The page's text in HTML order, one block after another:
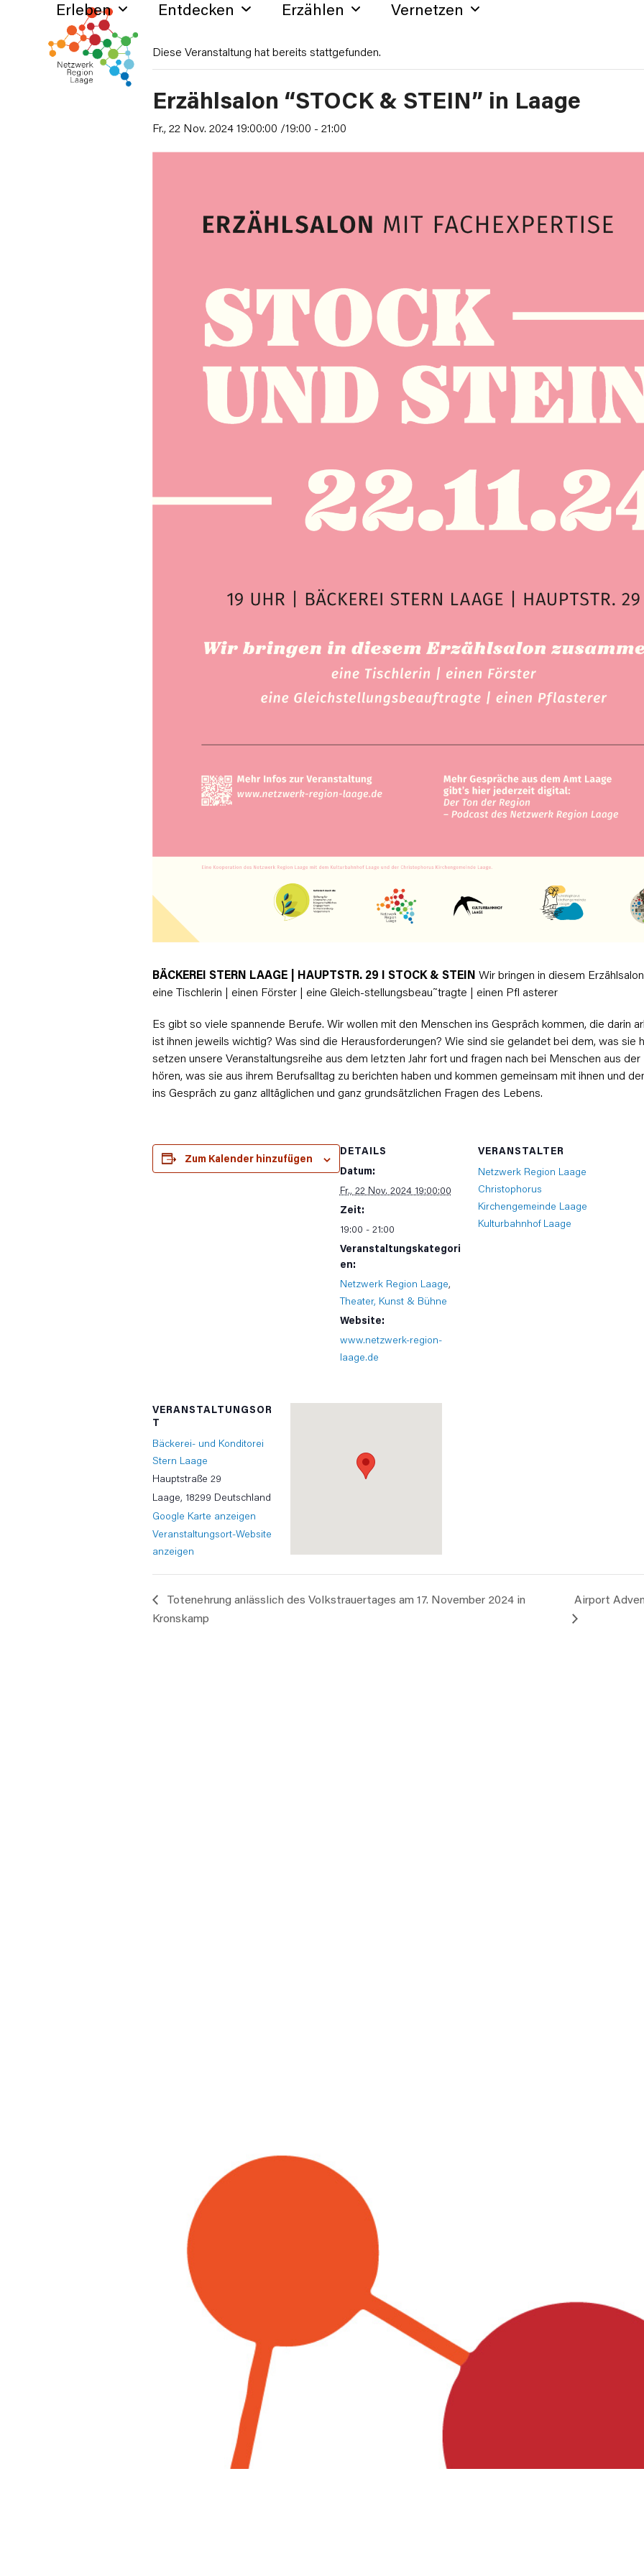
Erleben Entdecken Erzählen Vernetzen
Diese Veranstaltung hat bereits stattgefunden.
Erzählsalon “STOCK & STEIN” in Laage
Fr., 22 Nov. 2024 19:00:00 /19:00 - 21:00
BÄCKEREI STERN LAAGE | HAUPTSTR. 29 I STOCK & STEIN Wir bringen in diesem
eine Tischlerin | einen Förster | eine Gleich-stellungsbeau˜tragte | einen Pﬂ asterer
Es gibt so viele spannende Berufe. Wir wollen mit den Menschen ins Gespräch kommen, die darin
ist ihnen jeweils wichtig? Was sind die Herausforderungen? Wie sind sie gelandet bei dem, was sie
setzen unsere Veranstaltungsreihe aus dem letzten Jahr fort und fragen nach bei Menschen aus der
hören, was sie aus ihrem Berufsalltag zu berichten haben und kommen gemeinsam mit ihnen und
ins Gespräch zu ganz alltäglichen und ganz grundsätzlichen Fragen des Lebens.
Zum Kalender hinzufügen
DETAILS
Datum:
Fr., 22 Nov. 2024 19:00:00
Zeit:
19:00 - 21:00
Veranstaltungskategori
en:
Netzwerk Region Laage,
Theater, Kunst & Bühne
Website:
www.netzwerk-region-
laage.de
VERANSTALTER
Netzwerk Region Laage
Christophorus
Kirchengemeinde Laage
Kulturbahnhof Laage
VERANSTALTUNGSOR
T
Bäckerei- und Konditorei
Stern Laage
Hauptstraße 29
Laage, 18299 Deutschland
Google Karte anzeigen
Veranstaltungsort-Website
anzeigen
Totenehrung anlässlich des Volkstrauertages am 17. November 2024 in
Kronskamp
Airport